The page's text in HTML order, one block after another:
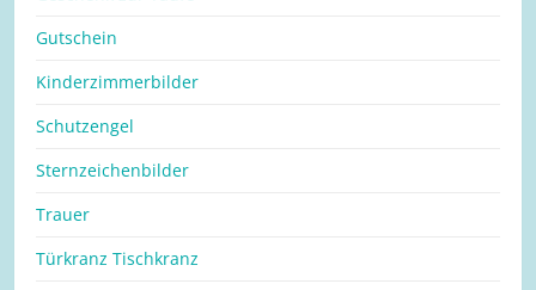
Gutschein
Kinderzimmerbilder
Schutzengel
Sternzeichenbilder
Trauer
Türkranz Tischkranz